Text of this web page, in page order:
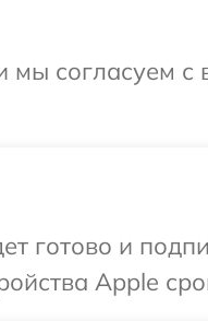
мы согласуем
готово и
Apple